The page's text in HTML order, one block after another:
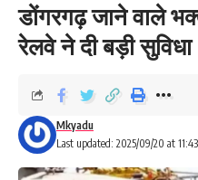
डोंगरगढ़ जाने वाले
रेलवे ने दी बड़ी सुविधा
Last updated: 2025/09/20 at
Mkyadu